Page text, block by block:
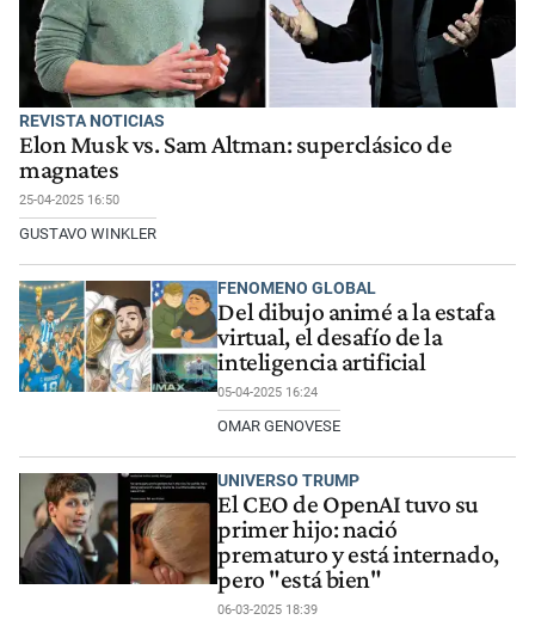
REVISTA NOTICIAS
Elon Musk vs. Sam Altman: superclásico de
magnates
25-04-2025 16:50
GUSTAVO WINKLER
FENOMENO GLOBAL
Del dibujo animé a la estafa
virtual, el desafío de la
inteligencia artificial
05-04-2025 16:24
OMAR GENOVESE
UNIVERSO TRUMP
El CEO de OpenAI tuvo su
primer hijo: nació
prematuro y está internado,
pero "está bien"
06-03-2025 18:39